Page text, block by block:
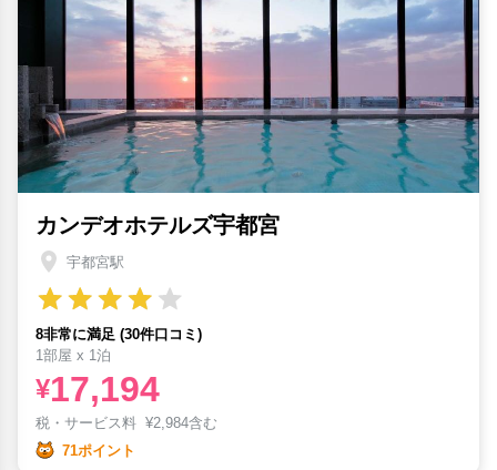
カンデオホテルズ宇都宮
宇都宮駅
8非常に満足 (30件口コミ)
1部屋 x 1泊
¥17,194
税・サービス料 ¥2,984含む
71ポイント